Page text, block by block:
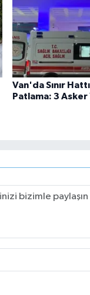
Van'da Sınır
Patlama: 3 Asker